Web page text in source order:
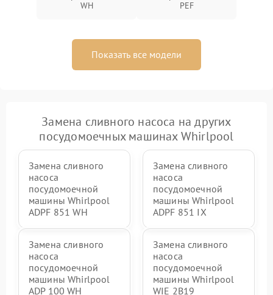
WH
PEF
Показать все модели
Замена сливного насоса на других
посудомоечных машинах Whirlpool
Замена сливного
насоса
посудомоечной
машины Whirlpool
ADPF 851 WH
Замена сливного
насоса
посудомоечной
машины Whirlpool
ADPF 851 IX
Замена сливного
насоса
посудомоечной
машины Whirlpool
ADP 100 WH
Замена сливного
насоса
посудомоечной
машины Whirlpool
WIE 2B19